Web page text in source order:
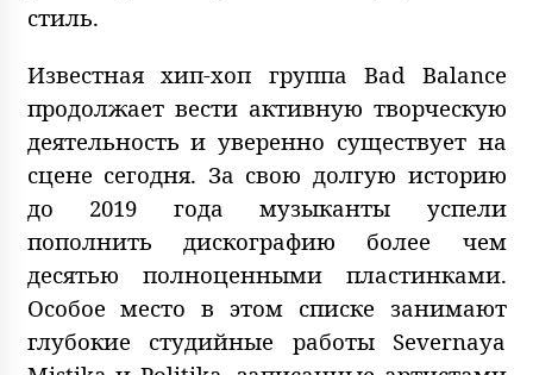
стиль.
Известная хип-хоп группа Bad Balance
продолжает вести активную творческую
деятельность и уверенно существует на
сцене сегодня. За свою долгую историю
до 2019 года музыканты успели
пополнить дискографию более чем
десятью полноценными пластинками.
Особое место в этом списке занимают
глубокие студийные работы Severnaya